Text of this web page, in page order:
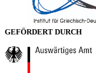
GEFÖRDERT DURCH